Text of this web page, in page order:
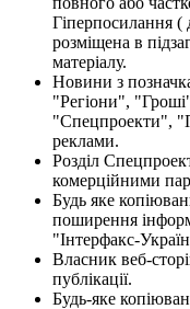
Гіперпосилання (
розміщена в
матеріалу.
Новини з
"Регіони",
"Спецпроекти",
реклами.
Розділ
комерційними
Будь яке
поширення
"Інтерфакс-
Власник веб-
публікації.
Будь-яке